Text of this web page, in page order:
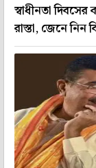
স্বাধীনতা
রাস্তা, জেনে নিন